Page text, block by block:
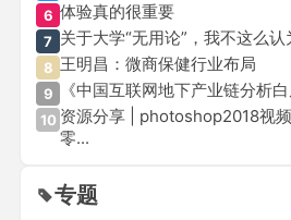
6 体验真的很重要
7 关于大学“无用论”，我不这么认
8 王明昌：微商保健行业布局
9 《中国互联网地下产业链分析
10 资源分享 | photoshop2018视
零...
专题